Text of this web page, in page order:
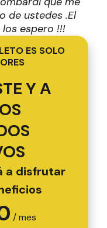
de ustedes .El
espero !!!
ES SOLO
Y A
a disfrutar
/ mes